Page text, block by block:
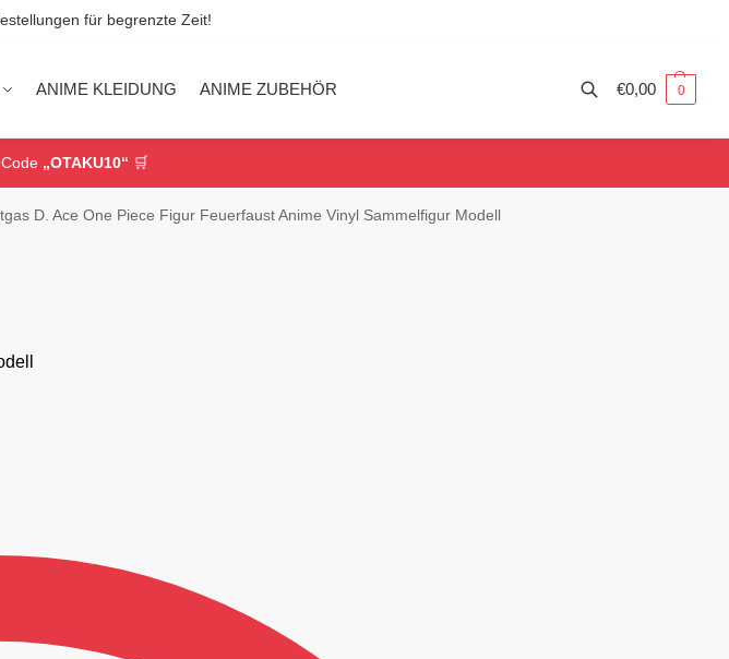
für begrenzte Zeit!
ANIME KLEIDUNG ANIME ZUBEHÖR €0,00 0
„OTAKU10“ 🛒
D. Ace One Piece Figur Feuerfaust Anime Vinyl Sammelfigur Modell